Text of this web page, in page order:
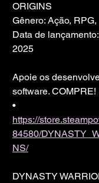
ORIGINS
Gênero: Ação,
Data de
2025
Apoie os
software. COMPRE!
•
https://
84580/
NS/
DYNASTY